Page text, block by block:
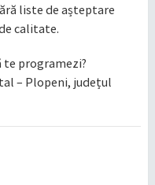
liste de așteptare
calitate.
te programezi?
– Plopeni, județul